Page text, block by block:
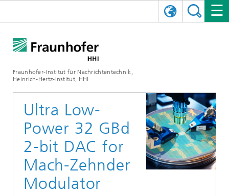
Fraunhofer-Institut für Nachrichtentechnik,
Heinrich-Hertz-Institut, HHI
Organisationsplan
Forschungsbereiche
AI & Video
Qualitätsmanagement
Mobilität
Kompression
Multimedia
Digitaler Zwilling
Videokommunikation und Applikationen
Vision and Imaging Technologies
Künstliche Intelligenz
KOMMUNIKATION & NETZE
Drahtlose Kommunikation und Netze
Photonische Netze und Systeme
PHOTONISCHE KOMPONENTEN & SYSTEME
Hybride Integration und Sensorik
InP und HF
NACHRICHTEN
Archiv
2025
2024
PRESSEMITTEILUNGEN
JAHRESBERICHTE
VERANSTALTUNGEN
SHOWROOMS
SCIENCE TECH SPACE
CINIQ
KARRIERE
UNSERE STELLEN
KONTAKT
Ultra Low-
Power 32 GBd
2-bit DAC for
Mach-Zehnder
Modulator